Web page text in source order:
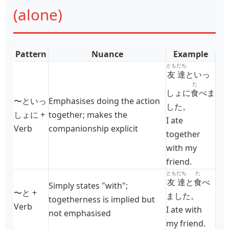
(alone)
Pattern Nuance Example
〜といっ
しょに +
Verb
Emphasises doing the action
together; makes the
companionship explicit
友達
ともだち
といっ
しょに食
た
べま
した。
I ate
together
with my
friend.
〜と +
Verb
Simply states "with";
togetherness is implied but
not emphasised
友達
ともだち
と食
た
べ
ました。
I ate with
my friend.